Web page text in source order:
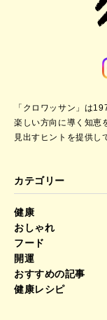
「クロワッサン」は
楽しい方向に導く知恵
見出すヒントを提供し
カテゴリー
健康
おしゃれ
フード
開運
おすすめの記事
健康レシピ